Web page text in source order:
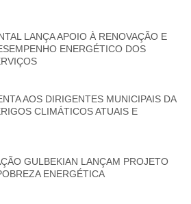
LANÇA APOIO À RENOVAÇÃO E
ENERGÉTICO DOS
AOS DIRIGENTES MUNICIPAIS DA
CLIMÁTICOS ATUAIS E
GULBEKIAN LANÇAM PROJETO
ENERGÉTICA